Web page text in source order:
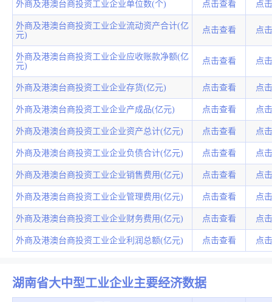
外商及港澳台商投资工业企业单位数(个) 点击查看 点
外商及港澳台商投资工业企业流动资产合计(亿
元)
点击查看 点
外商及港澳台商投资工业企业应收账款净额(亿
元)
点击查看 点
外商及港澳台商投资工业企业存货(亿元) 点击查看 点
外商及港澳台商投资工业企业产成品(亿元) 点击查看 点
外商及港澳台商投资工业企业资产总计(亿元) 点击查看 点
外商及港澳台商投资工业企业负债合计(亿元) 点击查看 点
外商及港澳台商投资工业企业销售费用(亿元) 点击查看 点
外商及港澳台商投资工业企业管理费用(亿元) 点击查看 点
外商及港澳台商投资工业企业财务费用(亿元) 点击查看 点
外商及港澳台商投资工业企业利润总额(亿元) 点击查看 点
湖南省大中型工业企业主要经济数据